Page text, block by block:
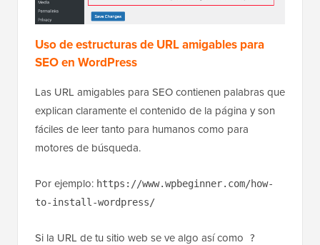
Uso de estructuras de URL amigables para
SEO en WordPress
Las URL amigables para SEO contienen palabras que
explican claramente el contenido de la página y son
fáciles de leer tanto para humanos como para
motores de búsqueda.
Por ejemplo: https://www.wpbeginner.com/how-
to-install-wordpress/
Si la URL de tu sitio web se ve algo así como
?